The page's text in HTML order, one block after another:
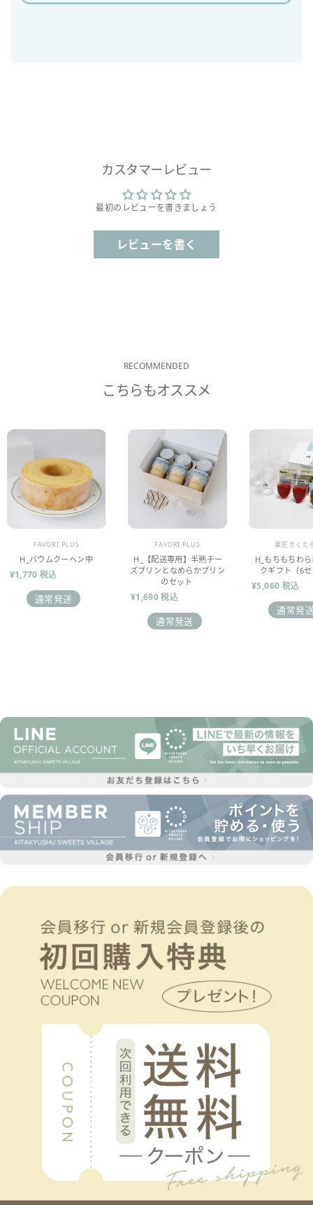
カスタマーレビュー
最初のレビューを書きましょう
レビューを書く
RECOMMENDED
こちらもオススメ
販売業者
FAVORI PLUS
H_バウムクーヘン中
¥1,770 税込
通常発送
販売業者
FAVORI PLUS
H_【配送専用】半熟チー
ズプリンとなめらかプリン
のセット
¥1,690 税込
通常発送
販売業者
菓匠きくた
H_もちもちわ
クギフト（6
¥5,060 税込
通常発